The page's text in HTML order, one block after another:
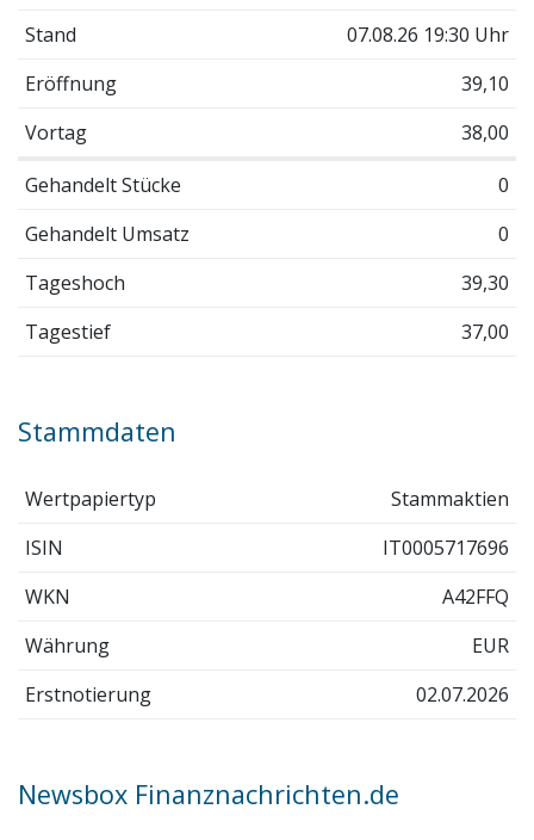
Stand
07.08.26 19:30 Uhr
Eröffnung
39,10
Vortag
38,00
Gehandelt Stücke
0
Gehandelt Umsatz
0
Tageshoch
39,30
Tagestief
37,00
Stammdaten
Wertpapiertyp
Stammaktien
ISIN
IT0005717696
WKN
A42FFQ
Währung
EUR
Erstnotierung
02.07.2026
Newsbox Finanznachrichten.de